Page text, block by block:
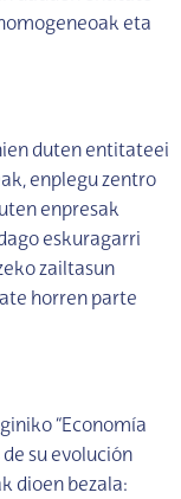
eta
duten entitateei
enplegu zentro
enpresak
eskuragarri
zailtasun
horren parte
“Economía
su evolución
dioen bezala: